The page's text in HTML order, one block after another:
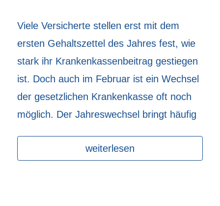
Viele Versicherte stellen erst mit dem
ersten Gehaltszettel des Jahres fest, wie
stark ihr Krankenkassenbeitrag gestiegen
ist. Doch auch im Februar ist ein Wechsel
der gesetzlichen Krankenkasse oft noch
möglich. Der Jahreswechsel bringt häufig
weiterlesen